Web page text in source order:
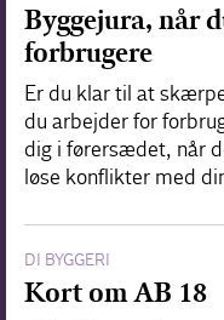
Byggejura, når
forbrugere
Er du klar til at
du arbejder for
dig i førersædet, når
løse konflikter med
DI BYGGERI
Kort om AB 18